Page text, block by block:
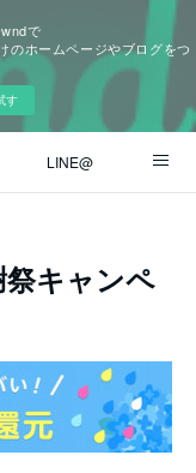
で
のホームページやブログをつ
す
LINE@
祭キャンペ